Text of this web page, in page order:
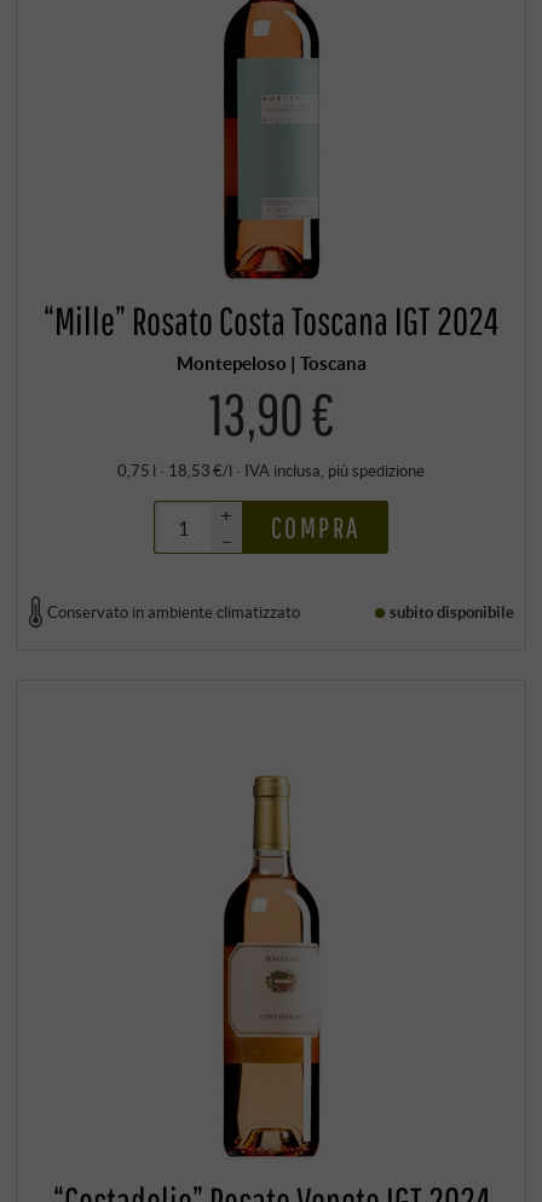
“Mille” Rosato Costa Toscana IGT 2024
Montepeloso | Toscana
13,90 €
0,75 l · 18,53 €/l · IVA inclusa, più spedizione
+
–
COMPRA
Conservato in ambiente climatizzato subito disponibile